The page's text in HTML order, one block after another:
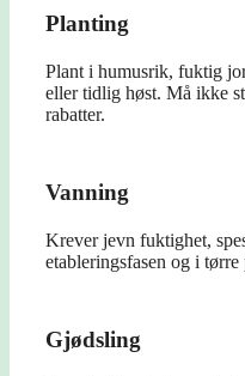
Planting
Plant i humusrik, fuktig
eller tidlig høst. Må ikke
rabatter.
Vanning
Krever jevn fuktighet,
etableringsfasen og i tørre
Gjødsling